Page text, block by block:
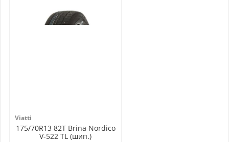
Viatti
175/70R13 82T Brina Nordico
V-522 TL (шип.)